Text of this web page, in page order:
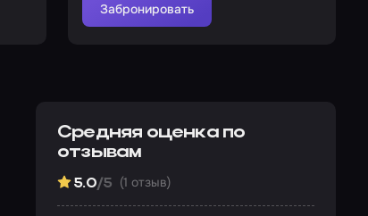
Забронировать
Средняя оценка по
отзывам
5.0/5 (1 отзыв)